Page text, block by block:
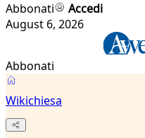
Abbonati
Accedi
August 6, 2026
Abbonati
Wikichiesa